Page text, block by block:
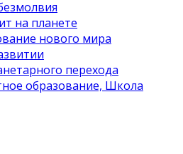
на планете
нового мира
перехода
образование, Школа